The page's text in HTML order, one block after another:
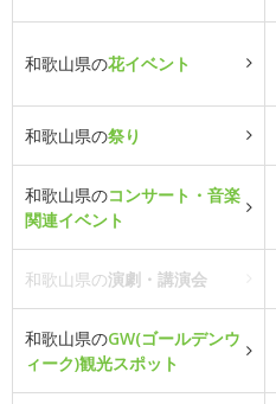
和歌山県の花イベント
和歌山県の祭り
和歌山県のコンサート・音楽
関連イベント
和歌山県の演劇・講演会
和歌山県のGW(ゴールデンウ
ィーク)観光スポット